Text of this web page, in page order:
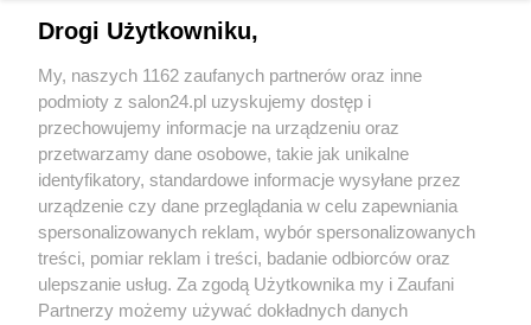
Sport
Społeczeństwo
Kultura
X Facebook Instagram Youtube
Drogi Użytkowniku,
My, naszych 1162 zaufanych partnerów oraz inne
podmioty z salon24.pl uzyskujemy dostęp i
przechowujemy informacje na urządzeniu oraz
przetwarzamy dane osobowe, takie jak unikalne
identyfikatory, standardowe informacje wysyłane przez
urządzenie czy dane przeglądania w celu zapewniania
spersonalizowanych reklam, wybór spersonalizowanych
treści, pomiar reklam i treści, badanie odbiorców oraz
ulepszanie usług. Za zgodą Użytkownika my i Zaufani
Partnerzy możemy używać dokładnych danych